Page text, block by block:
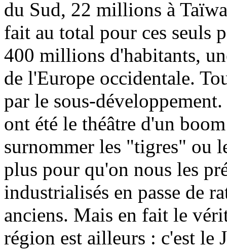
du Sud, 22 millions à
fait au total pour ces seuls
400 millions d'habitants,
de l'Europe occidentale.
par le sous-
ont été le théâtre d'un
surnommer les "tigres" ou
plus pour qu'on nous les
industrialisés en passe de
anciens. Mais en fait le
région est ailleurs : c'est le